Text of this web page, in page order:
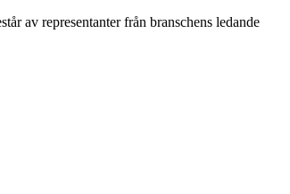
av representanter från branschens ledande